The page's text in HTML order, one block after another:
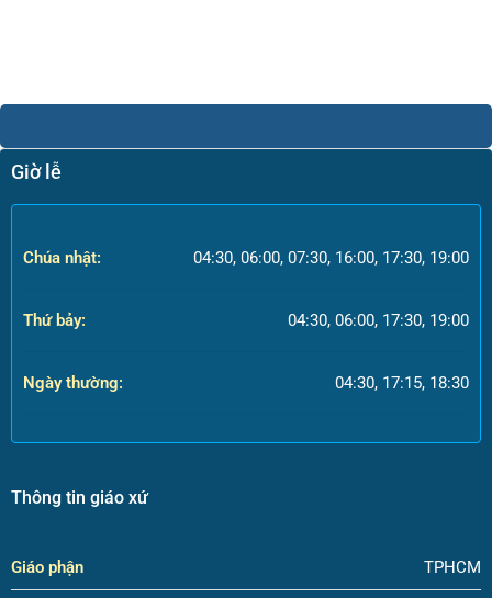
Giờ lễ
Chúa nhật: 04:30, 06:00, 07:30, 16:00, 17:30, 19:00
Thứ bảy: 04:30, 06:00, 17:30, 19:00
Ngày thường: 04:30, 17:15, 18:30
Thông tin giáo xứ
Giáo phận TPHCM